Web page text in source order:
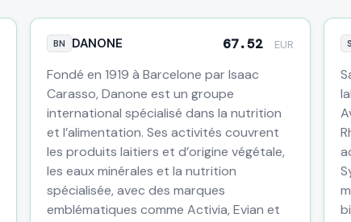
BN DANONE 67.52 EUR
Fondé en 1919 à Barcelone par Isaac
Carasso, Danone est un groupe
international spécialisé dans la nutrition
et l’alimentation. Ses activités couvrent
les produits laitiers et d’origine végétale,
les eaux minérales et la nutrition
spécialisée, avec des marques
emblématiques comme Activia, Evian et